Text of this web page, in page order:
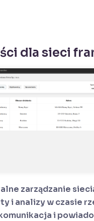
dla sieci
zarządzanie
i analizy w czasie
i